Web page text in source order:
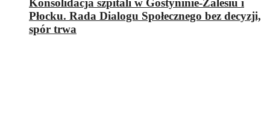
Konsolidacja szpitali w Gostyninie-Zalesiu i
Płocku. Rada Dialogu Społecznego bez decyzji,
spór trwa